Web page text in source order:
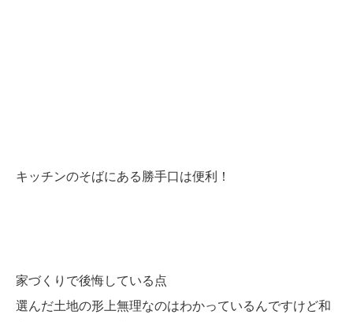
キッチンのそばにある勝手口は便利！
家づくりで後悔している点
選んだ土地の形上無理なのはわかっているんですけど和